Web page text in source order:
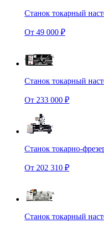
Станок токарный
От 49 000 ₽
Станок токарный
От 233 000 ₽
Станок токарно-
От 202 310 ₽
Станок токарный